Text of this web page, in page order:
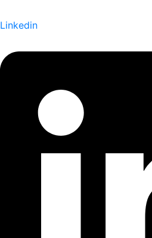
Linkedin